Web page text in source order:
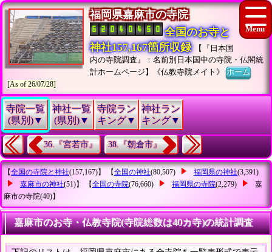
福岡県嘉麻市の寺院
全国のお寺と
神社157,167箇所収録
【『日本国
内の寺院調査』：名前別日本国中の寺院・仏閣統
計ホームページ】《仏教寺院メイト》ホーム
[As of 26/07/28]
寺院一覧
(県別)▼
神社一覧
(県別)▼
寺院ラン
キング▼
神社ラン
キング▼
36.『宮若市』 38.『朝倉市』
【全国の寺院と神社(157,167)】 【全国の神社(80,507) 福岡県の神社(3,391)
嘉麻市の神社(51)】 【全国の寺院(76,660) 福岡県の寺院(2,279)
嘉
麻市の寺院(40)】
嘉麻市のお寺・仏教寺院(寺院総数は40カ寺)の統計調査